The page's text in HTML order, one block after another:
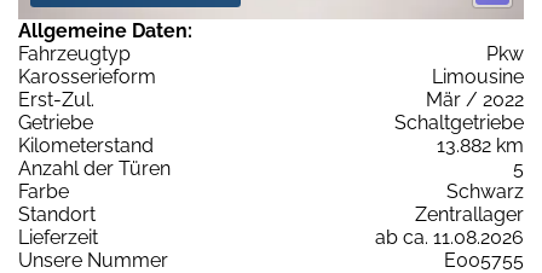
Allgemeine Daten:
Fahrzeugtyp
Pkw
Karosserieform
Limousine
Erst-Zul.
Mär / 2022
Getriebe
Schaltgetriebe
Kilometerstand
13.882 km
Anzahl der Türen
5
Farbe
Schwarz
Standort
Zentrallager
Lieferzeit
ab ca. 11.08.2026
Unsere Nummer
E005755